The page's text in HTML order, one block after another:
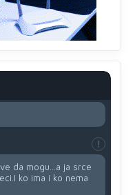
iz publike povika,ma
rece za
poce dalje da
Ag-ci...
da mogu...a ja srce
ko ima i ko nema